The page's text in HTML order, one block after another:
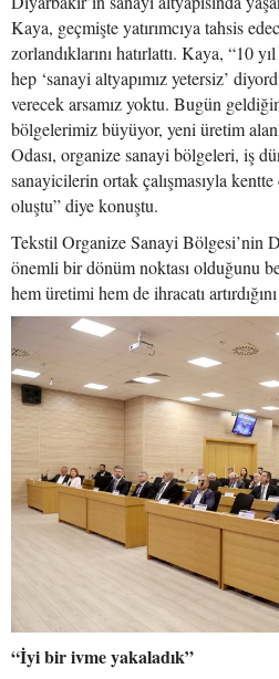
Kaya, geçmişte yatırımcıya tahsis
zorlandıklarını hatırlattı. Kaya, “10
hep ‘sanayi altyapımız yetersiz’
verecek arsamız yoktu. Bugün
bölgelerimiz büyüyor, yeni üretim
Odası, organize sanayi bölgeleri, iş
sanayicilerin ortak çalışmasıyla
oluştu” diye konuştu.
Tekstil Organize Sanayi Bölgesi’nin
önemli bir dönüm noktası olduğunu
hem üretimi hem de ihracatı
“İyi bir ivme yakaladık”